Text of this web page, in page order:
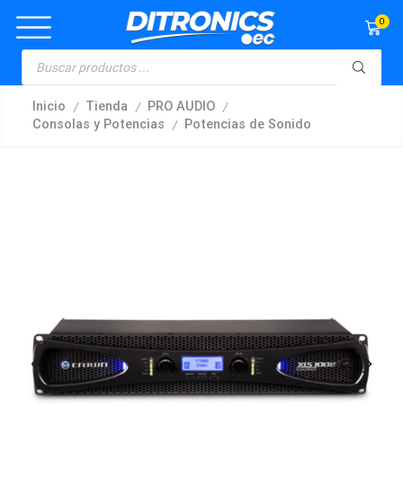
0
Inicio / Tienda / PRO AUDIO /
Consolas y Potencias / Potencias de Sonido